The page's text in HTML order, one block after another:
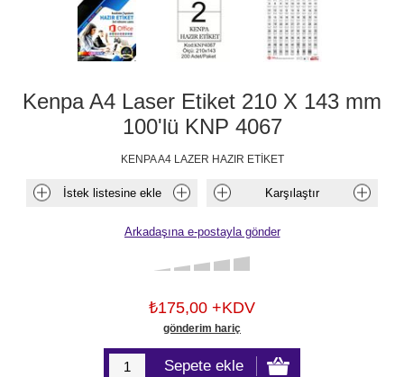
Kenpa A4 Laser Etiket 210 X 143 mm
100'lü KNP 4067
KENPA A4 LAZER HAZIR ETİKET
₺175,00 +KDV
gönderim hariç